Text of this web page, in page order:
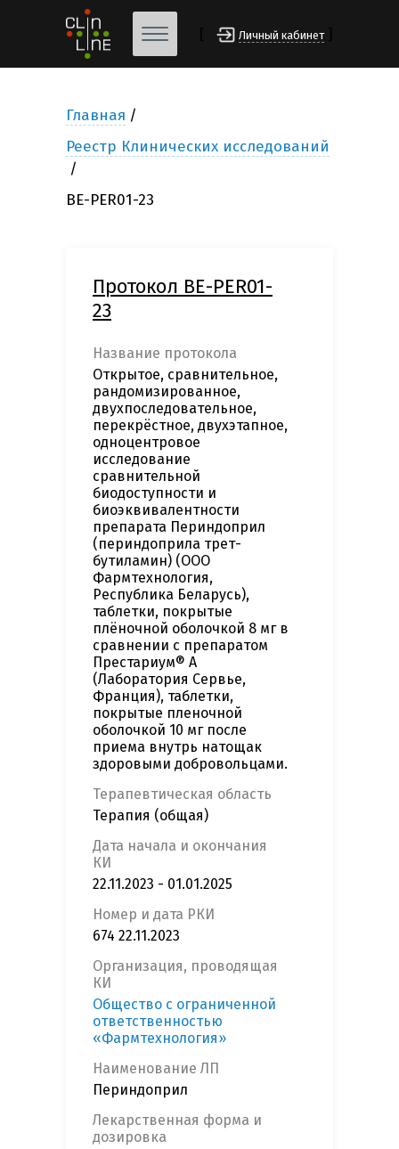
Личный кабинет
Главная
Реестр Клинических исследований
BE-PER01-23
Протокол BE-PER01-
23
Название протокола
Открытое, сравнительное,
рандомизированное,
двухпоследовательное,
перекрёстное, двухэтапное,
одноцентровое
исследование
сравнительной
биодоступности и
биоэквивалентности
препарата Периндоприл
(периндоприла трет-
бутиламин) (ООО
Фармтехнология,
Республика Беларусь),
таблетки, покрытые
плёночной оболочкой 8 мг в
сравнении с препаратом
Престариум® А
(Лаборатория Сервье,
Франция), таблетки,
покрытые пленочной
оболочкой 10 мг после
приема внутрь натощак
здоровыми добровольцами.
Терапевтическая область
Терапия (общая)
Дата начала и окончания
КИ
22.11.2023 - 01.01.2025
Номер и дата РКИ
674 22.11.2023
Организация, проводящая
КИ
Общество с ограниченной
ответственностью
«Фармтехнология»
Наименование ЛП
Периндоприл
Лекарственная форма и
дозировка